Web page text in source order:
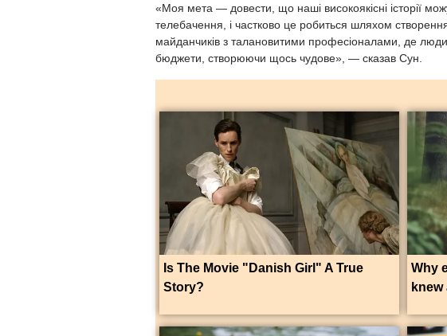
«Моя мета — довести, що наші високоякісні історії
телебачення, і частково це робиться шляхом
майданчиків з талановитими професіоналами, де
бюджети, створюючи щось чудове», — сказав Сун.
Is The Movie "Danish Girl" A True
Story?
Why